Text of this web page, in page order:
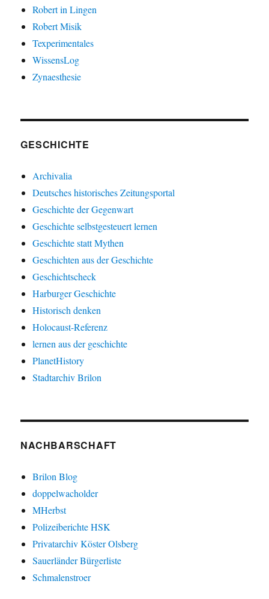
Robert in Lingen
Robert Misik
Texperimentales
WissensLog
Zynaesthesie
GESCHICHTE
Archivalia
Deutsches historisches Zeitungsportal
Geschichte der Gegenwart
Geschichte selbstgesteuert lernen
Geschichte statt Mythen
Geschichten aus der Geschichte
Geschichtscheck
Harburger Geschichte
Historisch denken
Holocaust-Referenz
lernen aus der geschichte
PlanetHistory
Stadtarchiv Brilon
NACHBARSCHAFT
Brilon Blog
doppelwacholder
MHerbst
Polizeiberichte HSK
Privatarchiv Köster Olsberg
Sauerländer Bürgerliste
Schmalenstroer